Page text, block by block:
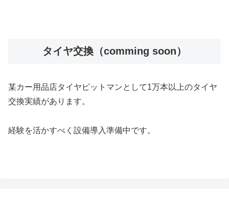
タイヤ交換（comming soon）
某カー用品店タイヤピットマンとして1万本以上のタイヤ
交換実績があります。
経験を活かすべく設備導入準備中です。